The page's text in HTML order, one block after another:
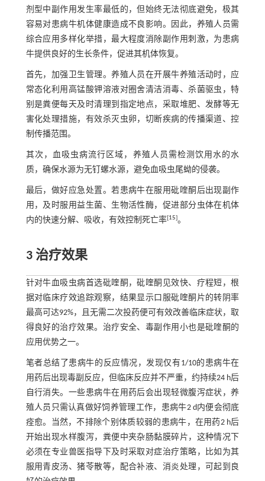
剂型中副作用发生率最低的，但始终无法彻底避免，极其
容易对患病牛机体健康造成不良影响。因此，养殖人员需
综合应用多样化举措，最大程度消除副作用刺激，为患病
牛提供良好的生长条件，促进其机体恢复。
首先，加强卫生管理。养殖人员在开展牛养殖活动时，应
常态化利用高锰酸钾溶液对圈舍清洁消毒、杀菌驱虫，特
别是粪便每天及时清理到指定地点，采取堆肥、发酵等无
害化处理措施，有效杀灭虫卵，切断疾病的传播渠道、控
制传播范围。
其次，血吸虫病流行区域，养殖人员需检测饮用水的水
质，确保水源为无钉螺水源，避免血吸虫尾蚴的侵袭。
最后，做好应急处置。若患病牛在服用砒喹酮后出现副作
用，及时服用益生菌、生物活性酶，促进部分虫体在机体
内的快速分解、吸收，有效控制死亡率[15]。
3 治疗效果
针对牛血吸虫病首选砒喹酮，砒喹酮见效快、疗程短，根
据对临床疗效追踪观察，结果显示口服砒喹酮片的转阴率
最高可达92%，且无需二次投药便可有效改善临床症状，取
得良好的治疗效果。治疗安全、毒副作用小也是砒喹酮的
应用优势之一。
笔者总结了患病牛的反应情况，发现仅有1/10的患病牛在
用药后出现毒副反应，但临床反应并不严重，约持续24 h后
自行消失。一些患病牛在用药后会出现轻微腹泻症状，养
殖人员只需认真做好饲养管理工作，患病牛2 d内便会彻底
痊愈。当然，不排除个别体质较弱的患病牛，在用药2 h后
开始出现水样腹泻，粪便中夹杂肠黏膜碎片，这种情况下
必须在专业兽医指导下及时采取对症治疗策略，比如为其
服用青皮汤、猪苓散等，配合补液、消炎处理，可起到良